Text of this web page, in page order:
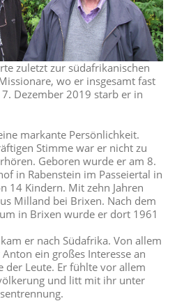
zuletzt zur südafrikanischen
wo er insgesamt fast
Dezember 2019 starb er in
markante Persönlichkeit.
Stimme war er nicht zu
Geboren wurde er am 8.
in Rabenstein im Passeiertal in
14 Kindern. Mit zehn Jahren
Milland bei Brixen. Nach dem
in Brixen wurde er dort 1961
er nach Südafrika. Von allem
ein großes Interesse an
der Leute. Er fühlte vor allem
und litt mit ihr unter